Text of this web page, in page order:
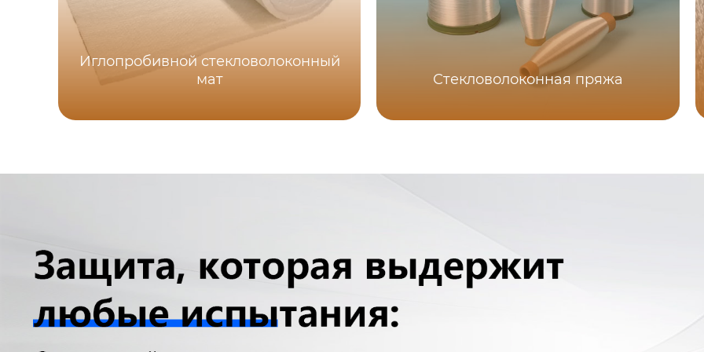
Иглопробивной стекловолоконный
мат
Стекловолоконная пряжа